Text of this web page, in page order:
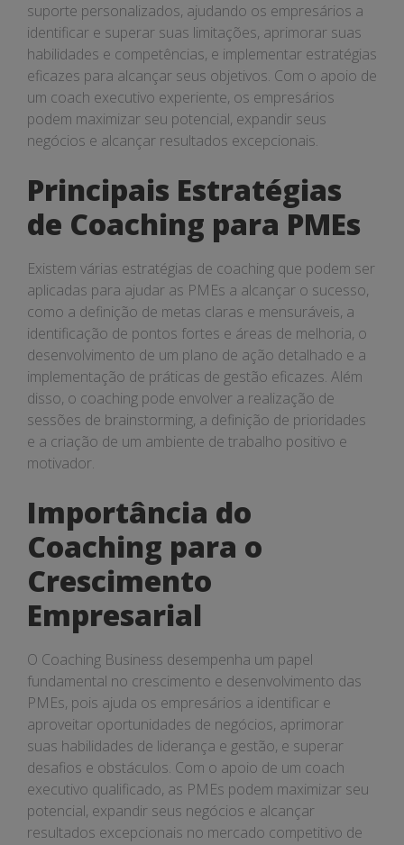
suporte personalizados, ajudando os empresários a
identificar e superar suas limitações, aprimorar suas
habilidades e competências, e implementar estratégias
eficazes para alcançar seus objetivos. Com o apoio de
um coach executivo experiente, os empresários
podem maximizar seu potencial, expandir seus
negócios e alcançar resultados excepcionais.
Principais Estratégias
de Coaching para PMEs
Existem várias estratégias de coaching que podem ser
aplicadas para ajudar as PMEs a alcançar o sucesso,
como a definição de metas claras e mensuráveis, a
identificação de pontos fortes e áreas de melhoria, o
desenvolvimento de um plano de ação detalhado e a
implementação de práticas de gestão eficazes. Além
disso, o coaching pode envolver a realização de
sessões de brainstorming, a definição de prioridades
e a criação de um ambiente de trabalho positivo e
motivador.
Importância do
Coaching para o
Crescimento
Empresarial
O Coaching Business desempenha um papel
fundamental no crescimento e desenvolvimento das
PMEs, pois ajuda os empresários a identificar e
aproveitar oportunidades de negócios, aprimorar
suas habilidades de liderança e gestão, e superar
desafios e obstáculos. Com o apoio de um coach
executivo qualificado, as PMEs podem maximizar seu
potencial, expandir seus negócios e alcançar
resultados excepcionais no mercado competitivo de